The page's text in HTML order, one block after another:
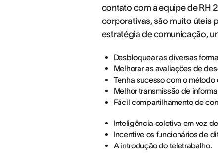
contato com a equipe de RH
corporativas, são muito úteis
estratégia de comunicação,
Desbloquear as diversas
Melhorar as avaliações de
Tenha sucesso com ométodo
Melhor transmissão de
Fácil compartilhamento de
Inteligência coletiva em vez
Incentive os funcionários de
A introdução do teletrabalho.